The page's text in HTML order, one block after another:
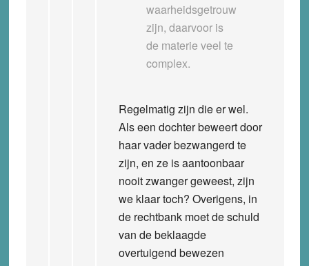
waarheidsgetrouw
zijn, daarvoor is
de materie veel te
complex.
Regelmatig zijn die er wel.
Als een dochter beweert door
haar vader bezwangerd te
zijn, en ze is aantoonbaar
nooit zwanger geweest, zijn
we klaar toch? Overigens, in
de rechtbank moet de schuld
van de beklaagde
overtuigend bewezen